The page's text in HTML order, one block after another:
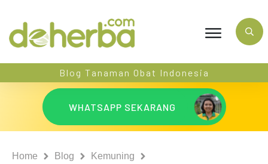
Blog Tanaman Obat Indonesia
WHATSAPP SEKARANG
Home Blog
Kemuning